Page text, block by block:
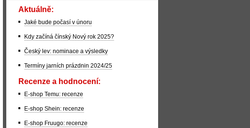
Aktuálně:
Jaké bude počasí v únoru
Kdy začíná čínský Nový rok 2025?
Český lev: nominace a výsledky
Termíny jarních prázdnin 2024/25
Recenze a hodnocení:
E-shop Temu: recenze
E-shop Shein: recenze
E-shop Fruugo: recenze